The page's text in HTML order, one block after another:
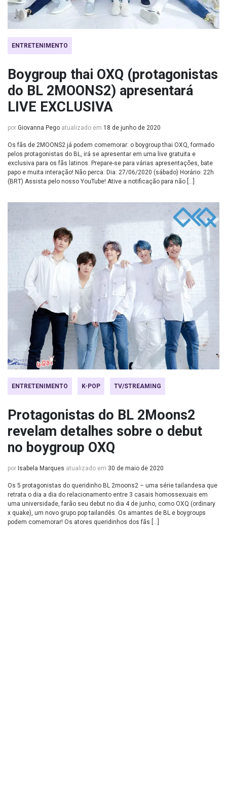
ENTRETENIMENTO
Boygroup thai OXQ (protagonistas
do BL 2MOONS2) apresentará
LIVE EXCLUSIVA
por Giovanna Pego atualizado em 18 de junho de 2020
Os fãs de 2MOONS2 já podem comemorar: o boygroup thai OXQ, formado
pelos protagonistas do BL, irá se apresentar em uma live gratuita e
exclusiva para os fãs latinos. Prepare-se para várias apresentações, bate
papo e muita interação! Não perca: Dia: 27/06/2020 (sábado) Horário: 22h
(BRT) Assista pelo nosso YouTube! Ative a notificação para não […]
ENTRETENIMENTO K-POP TV/STREAMING
Protagonistas do BL 2Moons2
revelam detalhes sobre o debut
no boygroup OXQ
por Isabela Marques atualizado em 30 de maio de 2020
Os 5 protagonistas do queridinho BL 2moons2 – uma série tailandesa que
retrata o dia a dia do relacionamento entre 3 casais homossexuais em
uma universidade, farão seu debut no dia 4 de junho, como OXQ (ordinary
x quake), um novo grupo pop tailandês. Os amantes de BL e boygroups
podem comemorar! Os atores queridinhos dos fãs […]